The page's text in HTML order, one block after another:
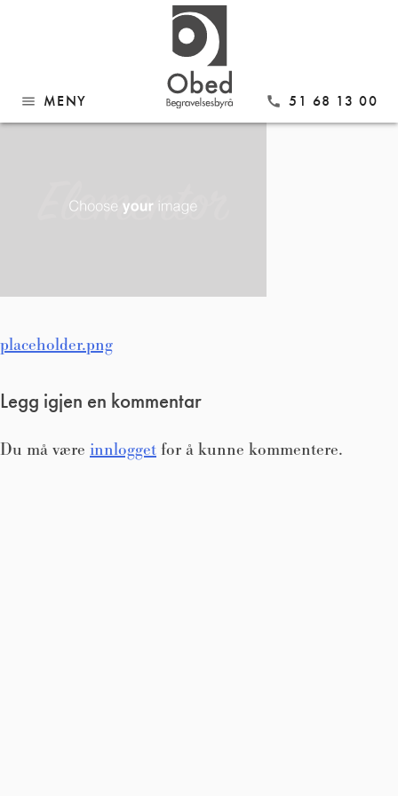
menu MENY call 51 68 13 00
placeholder.png
Innleggsnavigasjon
placeholder.png
Legg igjen en kommentar
Du må være innlogget for å kunne kommentere.